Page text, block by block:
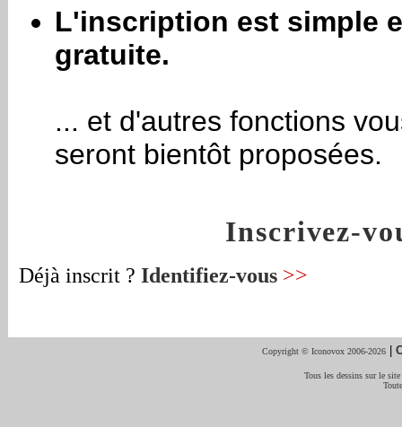
L'inscription est simple
gratuite.
... et d'autres fonctions
seront bientôt proposées.
Inscrivez-
Déjà inscrit ? Identifiez-vous >>
Copyright © Iconovox 2006-2026 |
Tous les dessins sur le